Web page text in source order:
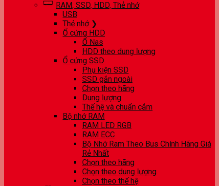
RAM, SSD, HDD, Thẻ nhớ
USB
Thẻ nhớ ❯
Ổ cứng HDD
Ổ Nas
HDD theo dung lượng
Ổ cứng SSD
Phụ kiện SSD
SSD gắn ngoài
Chọn theo hãng
Dung lượng
Thế hệ và chuẩn cắm
Bộ nhớ RAM
RAM LED RGB
RAM ECC
Bộ Nhớ Ram Theo Bus Chính Hãng Giá
Rẻ Nhất
Chọn theo hãng
Chọn theo dung lượng
Chọn theo thế hệ